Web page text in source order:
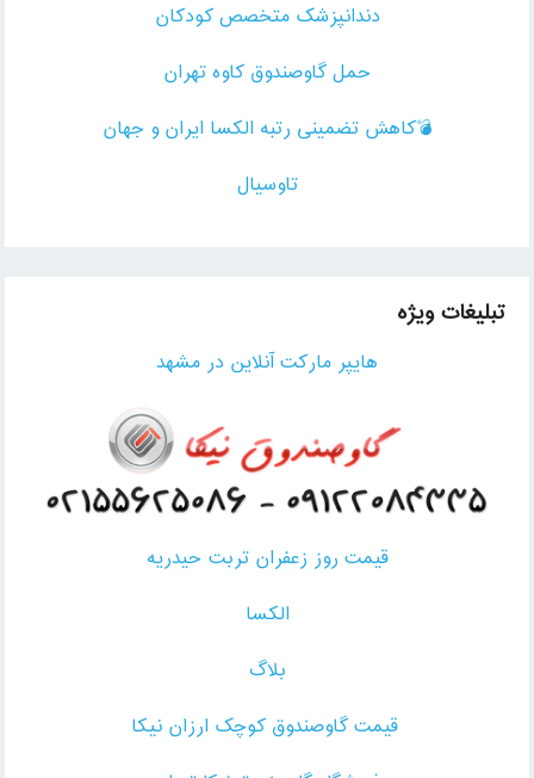
دندانپزشک متخصص کودکان
حمل گاوصندوق کاوه تهران
💣کاهش تضمینی رتبه الکسا ایران و جهان
تاوسیال
تبلیغات ویژه
هایپر مارکت آنلاین در مشهد
قیمت روز زعفران تربت حیدریه
الکسا
بلاگ
قیمت گاوصندوق کوچک ارزان نیکا